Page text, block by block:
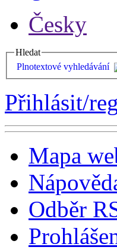
Česky
Hledat
Plnotextové vyhledávání
Přihlásit/
Mapa
Odběr